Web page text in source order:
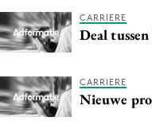
Gedragsverandering
Influencer marketing
Martech
Media
CARRIERE
Deal
CARRIERE
Nieuwe